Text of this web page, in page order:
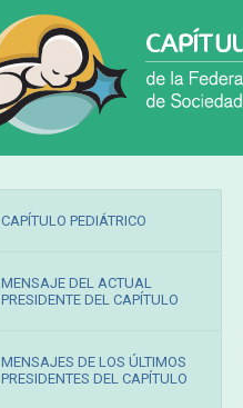
CAPÍTULO PEDIÁTRICO
MENSAJE DEL ACTUAL
PRESIDENTE DEL CAPÍTULO
MENSAJES DE LOS ÚLTIMOS
PRESIDENTES DEL CAPÍTULO